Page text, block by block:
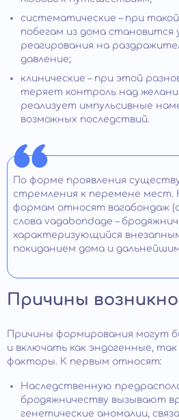
систематические – при
побегам из дома
реагирования на
давление;
клинические – при этой
теряет контроль над
реализует импульсивные
возможных последствий.
По форме проявления
стремления к перемене мест.
формам относят вагабондаж
слова vagabondage –
характеризующийся
покиданием дома и
Причины
Причины формирования могут
и включать как эндогенные, так
факторы. К первым относят:
Наследственную
бродяжничеству вызывают
генетические аномалии,